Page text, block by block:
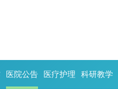
医院公告 医疗护理 科研教学